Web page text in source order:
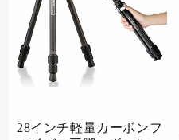
28インチ軽量カーボンフ